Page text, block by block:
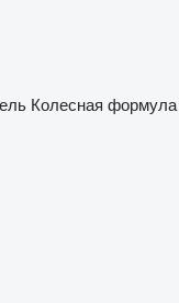
Колесная формула